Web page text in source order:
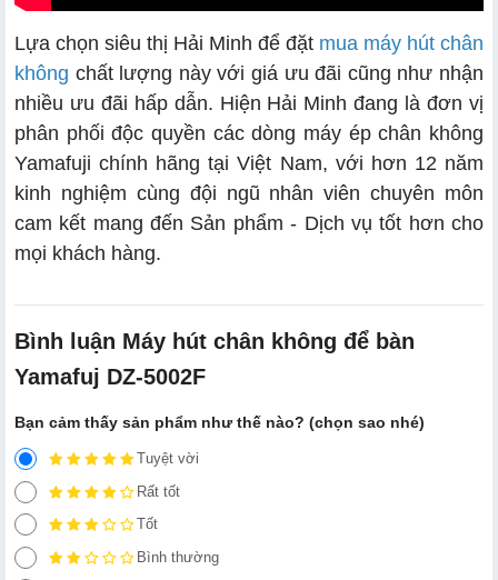
Lựa chọn siêu thị Hải Minh để đặt mua máy hút chân
không chất lượng này với giá ưu đãi cũng như nhận
nhiều ưu đãi hấp dẫn. Hiện Hải Minh đang là đơn vị
phân phối độc quyền các dòng máy ép chân không
Yamafuji chính hãng tại Việt Nam, với hơn 12 năm
kinh nghiệm cùng đội ngũ nhân viên chuyên môn
cam kết mang đến Sản phẩm - Dịch vụ tốt hơn cho
mọi khách hàng.
Bình luận Máy hút chân không để bàn
Yamafuj DZ-5002F
Bạn cảm thấy sản phẩm như thế nào? (chọn sao nhé)
Tuyệt vời
Rất tốt
Tốt
Bình thường